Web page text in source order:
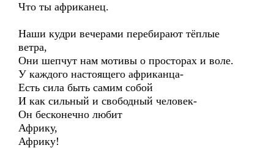
Что ты африканец.
Наши кудри вечерами перебирают тёплые
ветра,
Они шепчут нам мотивы о просторах и воле.
У каждого настоящего африканца-
Есть сила быть самим собой
И как сильный и свободный человек-
Он бесконечно любит
Африку,
Африку!